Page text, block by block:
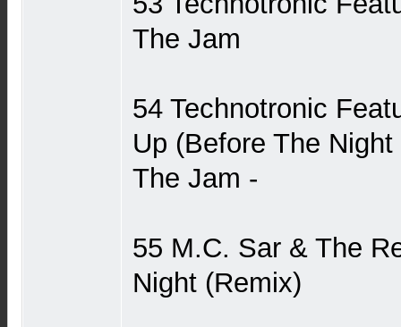
The Jam
54 Technotronic
Up (Before The
The Jam -
55 M.C. Sar & The
Night (Remix)